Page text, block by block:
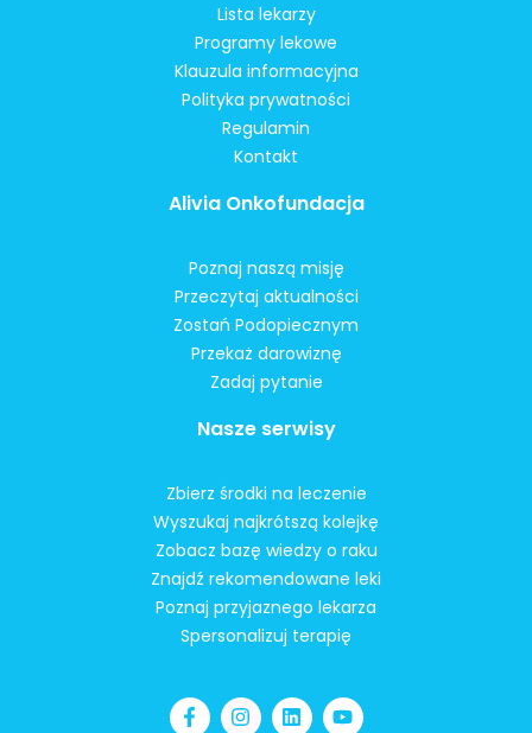
Lista lekarzy
Programy lekowe
Klauzula informacyjna
Polityka prywatności
Regulamin
Kontakt
Alivia Onkofundacja
Poznaj naszą misję
Przeczytaj aktualności
Zostań Podopiecznym
Przekaż darowiznę
Zadaj pytanie
Nasze serwisy
Zbierz środki na leczenie
Wyszukaj najkrótszą kolejkę
Zobacz bazę wiedzy o raku
Znajdź rekomendowane leki
Poznaj przyjaznego lekarza
Spersonalizuj terapię